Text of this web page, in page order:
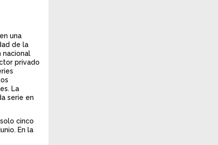
una
de la
nacional
privado
La
serie en
cinco
En la